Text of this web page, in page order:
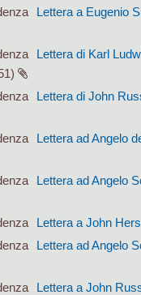
Lettera a Eugenio
Lettera di Karl
Lettera di John
Lettera ad Angelo
Lettera ad Angelo
Lettera a John
Lettera ad Angelo
Lettera a John